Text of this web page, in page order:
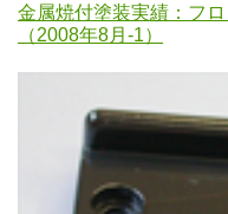
金属焼付塗装実績：フ
（2008年8月-1）